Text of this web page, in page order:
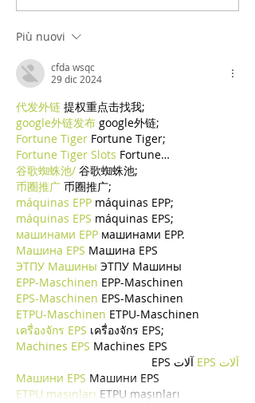
Più nuovi
cfda wsqc
29 dic 2024
代发外链 提权重点击找我;
google外链发布 google外链;
Fortune Tiger Fortune Tiger;
Fortune Tiger Slots Fortune…
谷歌蜘蛛池/ 谷歌蜘蛛池;
币圈推广 币圈推广;
máquinas EPP máquinas EPP;
máquinas EPS máquinas EPS;
машинами EPP машинами EPP.
Машина EPS Машина EPS
ЭТПУ Машины ЭТПУ Машины
EPP-Maschinen EPP-Maschinen
EPS-Maschinen EPS-Maschinen
ETPU-Maschinen ETPU-Maschinen
เครื่องจักร EPS เครื่องจักร EPS;
Machines EPS Machines EPS
آلات EPS
آلات EPS
Машини EPS Машини EPS
ETPU maşınları ETPU maşınları